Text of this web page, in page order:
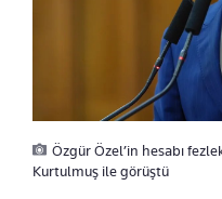
Özgür Özel’in hesabı
Kurtulmuş ile görüştü